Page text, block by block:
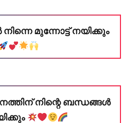
മുന്നോട്ട് നയിക്കും
നിന്റെ ബന്ധങ്ങൾ